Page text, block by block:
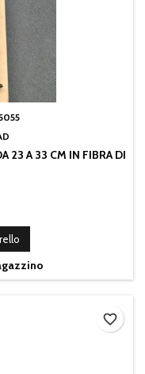
23 A 33 CM IN FIBRA DI
favorite_border